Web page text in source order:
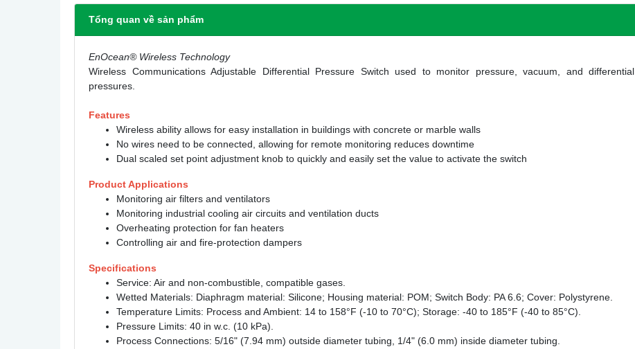
Tổng quan về sản phẩm
EnOcean® Wireless Technology
Wireless Communications Adjustable Differential Pressure Switch used to monitor pressure, vacuum, and differential
pressures.
Features
Wireless ability allows for easy installation in buildings with concrete or marble walls
No wires need to be connected, allowing for remote monitoring reduces downtime
Dual scaled set point adjustment knob to quickly and easily set the value to activate the switch
Product Applications
Monitoring air filters and ventilators
Monitoring industrial cooling air circuits and ventilation ducts
Overheating protection for fan heaters
Controlling air and fire-protection dampers
Specifications
Service: Air and non-combustible, compatible gases.
Wetted Materials: Diaphragm material: Silicone; Housing material: POM; Switch Body: PA 6.6; Cover: Polystyrene.
Temperature Limits: Process and Ambient: 14 to 158°F (-10 to 70°C); Storage: -40 to 185°F (-40 to 85°C).
Pressure Limits: 40 in w.c. (10 kPa).
Process Connections: 5/16" (7.94 mm) outside diameter tubing, 1/4" (6.0 mm) inside diameter tubing.